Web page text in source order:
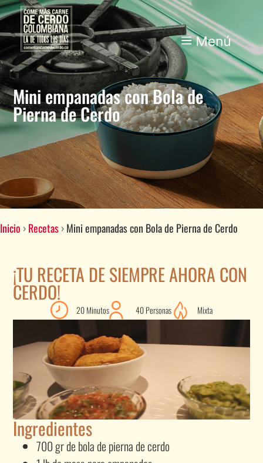
Mini empanadas con Bola de
Pierna de Cerdo
Inicio ›Recetas›Mini empanadas con Bola de Pierna de Cerdo
¡TU RECETA DE SIEMPRE AHORA CON
CERDO!
20 Minutos 40 Personas Mixta
Ingredientes
700 gr de bola de pierna de cerdo